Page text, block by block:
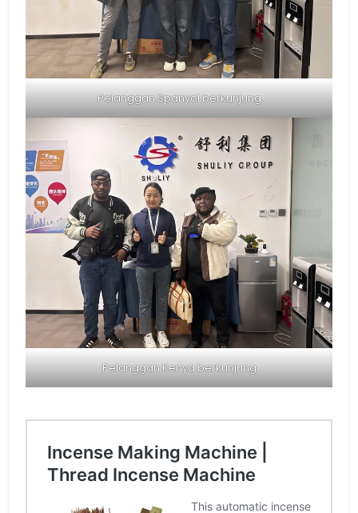
Pelanggan Spanyol berkunjung
Pelanggan Kenya berkunjung